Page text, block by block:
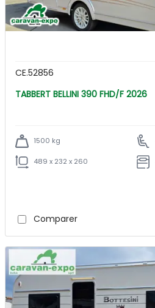
CE.52856
TABBERT BELLINI 390 FHD/F 2026
1500 kg
489 x 232 x 260
Comparer